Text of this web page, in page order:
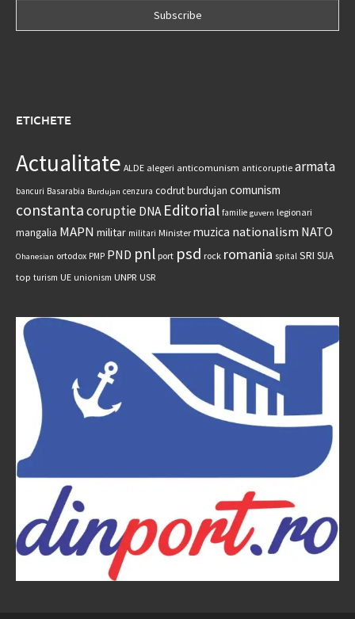
ETICHETE
Actualitate ALDE alegeri anticomunism anticoruptie armata
bancuri Basarabia Burdujan cenzura codrut burdujan comunism
constantacoruptie DNA Editorial familie guvern legionari
mangalia MAPN militar militari Minister muzica nationalism NATO
Ohanesian ortodox PMP PND pnl port psd rock romania spital SRI SUA
top turism UE unionism UNPR USR